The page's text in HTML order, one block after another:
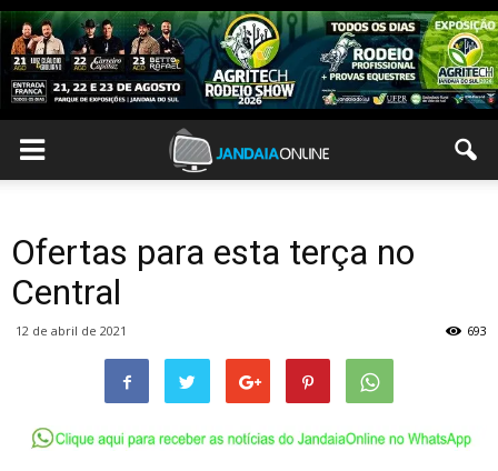
Ofertas para esta terça no
Central
12 de abril de 2021 693